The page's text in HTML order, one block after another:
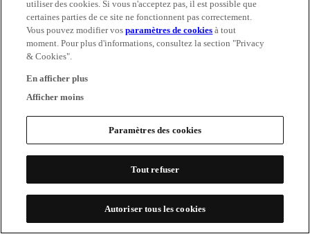
utiliser des cookies. Si vous n'acceptez pas, il est possible que
certaines parties de ce site ne fonctionnent pas correctement.
Vous pouvez modifier vosparamètres de cookies à tout
moment. Pour plus d'informations, consultez la section "Privacy
& Cookies".
En afficher plus
Afficher moins
Paramètres des cookies
Tout refuser
Autoriser tous les cookies